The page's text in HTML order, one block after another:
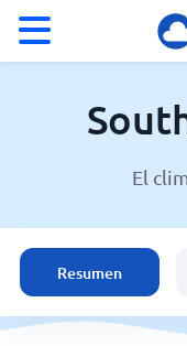
El clima en South
Estados Unidos
España
El
Resumen